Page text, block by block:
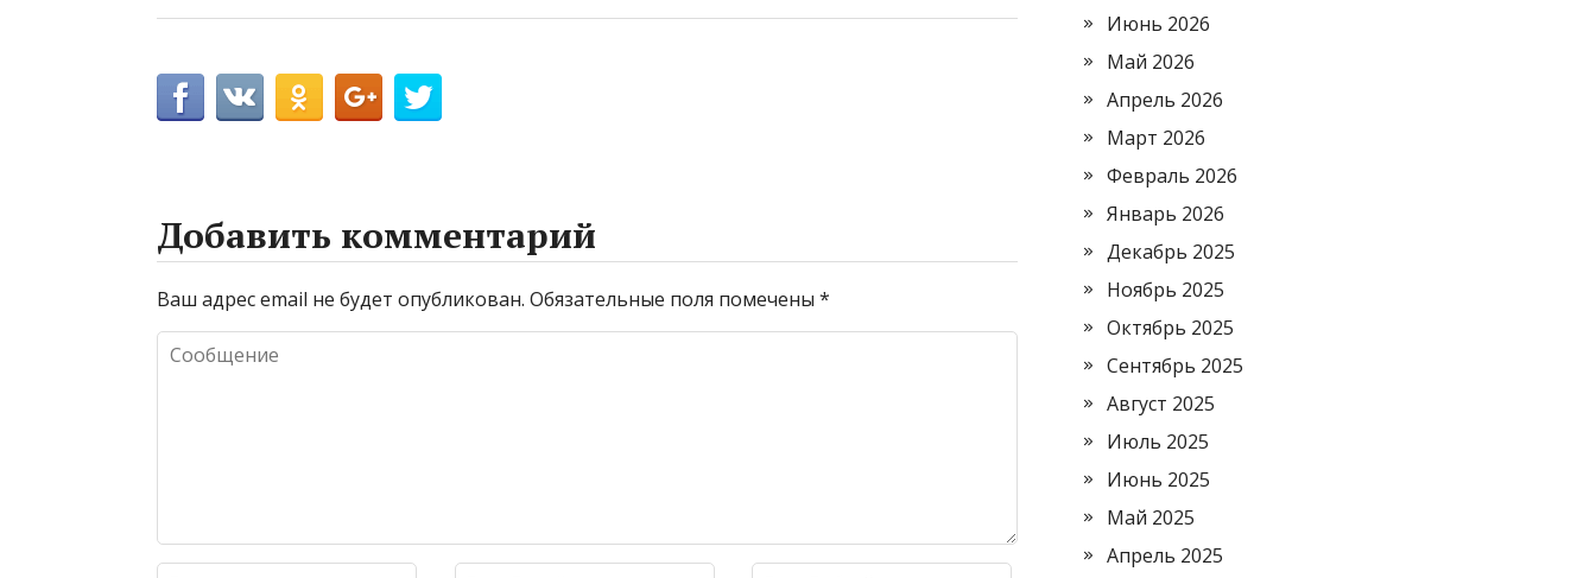
Добавить комментарий
Ваш адрес email не будет опубликован. Обязательные поля помечены *
Июнь 2026
Май 2026
Апрель 2026
Март 2026
Февраль 2026
Январь 2026
Декабрь 2025
Ноябрь 2025
Октябрь 2025
Сентябрь 2025
Август 2025
Июль 2025
Июнь 2025
Май 2025
Апрель 2025